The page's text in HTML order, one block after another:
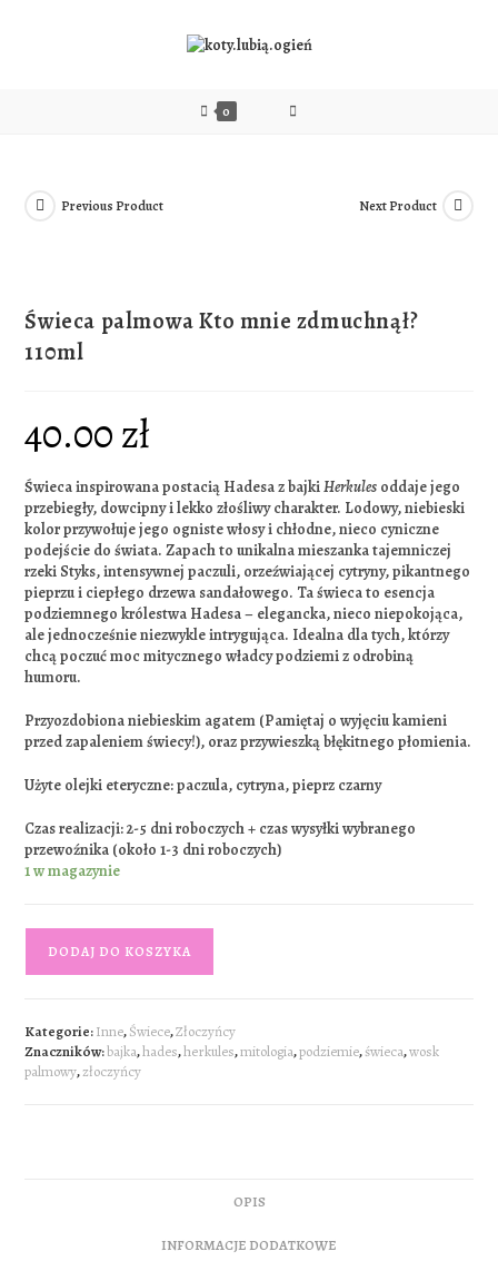
0
Previous Product Next Product
Świeca palmowa Kto mnie zdmuchnął?
110ml
40.00zł
Świeca inspirowana postacią Hadesa z bajkiHerkules oddaje jego
przebiegły, dowcipny i lekko złośliwy charakter. Lodowy, niebieski
kolor przywołuje jego ogniste włosy i chłodne, nieco cyniczne
podejście do świata. Zapach to unikalna mieszanka tajemniczej
rzeki Styks, intensywnej paczuli, orzeźwiającej cytryny, pikantnego
pieprzu i ciepłego drzewa sandałowego. Ta świeca to esencja
podziemnego królestwa Hadesa – elegancka, nieco niepokojąca,
ale jednocześnie niezwykle intrygująca. Idealna dla tych, którzy
chcą poczuć moc mitycznego władcy podziemi z odrobiną
humoru.
Przyozdobiona niebieskim agatem (Pamiętaj o wyjęciu kamieni
przed zapaleniem świecy!), oraz przywieszką błękitnego płomienia.
Użyte olejki eteryczne: paczula, cytryna, pieprz czarny
Czas realizacji: 2-5 dni roboczych + czas wysyłki wybranego
przewoźnika (około 1-3 dni roboczych)
1 w magazynie
DODAJ DO KOSZYKA
Kategorie:Inne,Świece,Złoczyńcy
Znaczników:bajka,hades,herkules,mitologia,podziemie,świeca,wosk
palmowy,złoczyńcy
OPIS
INFORMACJE DODATKOWE